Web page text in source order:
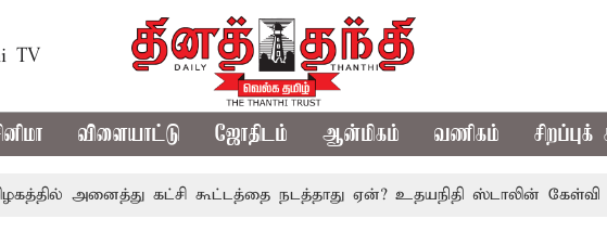
TV
விளையாட்டு ஜோதிடம் ஆன்மிகம் வணிகம்
அனைத்து கட்சி கூட்டத்தை நடத்தாது ஏன்? உதயநிதி ஸ்டாலின் கேள்வி